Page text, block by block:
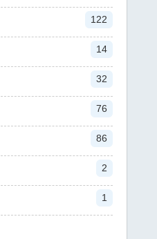
122
14
32
76
86
2
1